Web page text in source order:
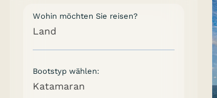
Wohin möchten Sie reisen?
Land
Bootstyp wählen:
Katamaran